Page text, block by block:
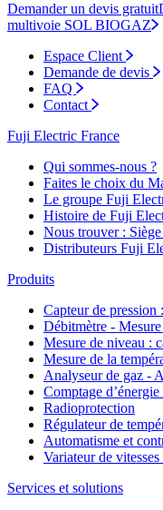
Demander un devis gratuit
multivoie SOL BIOGAZ
Espace Client
Demande de devis
FAQ
Contact
Fuji Electric France
Qui sommes-nous ?
Faites le choix du
Le groupe Fuji
Histoire de Fuji
Nous trouver :
Distributeurs Fuji
Produits
Capteur de pression
Débitmètre -
Mesure de niveau :
Mesure de la
Analyseur de gaz -
Comptage
Radioprotection
Régulateur de
Automatisme et
Variateur de
Services et solutions